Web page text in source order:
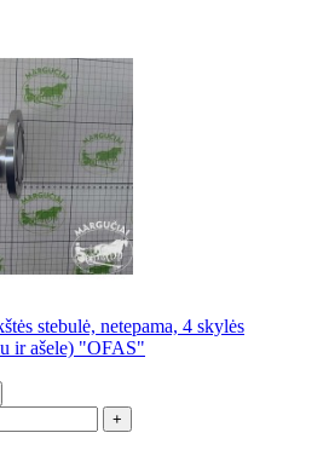
stebulė, netepama, 4 skylės
ir ašele) "OFAS"
+